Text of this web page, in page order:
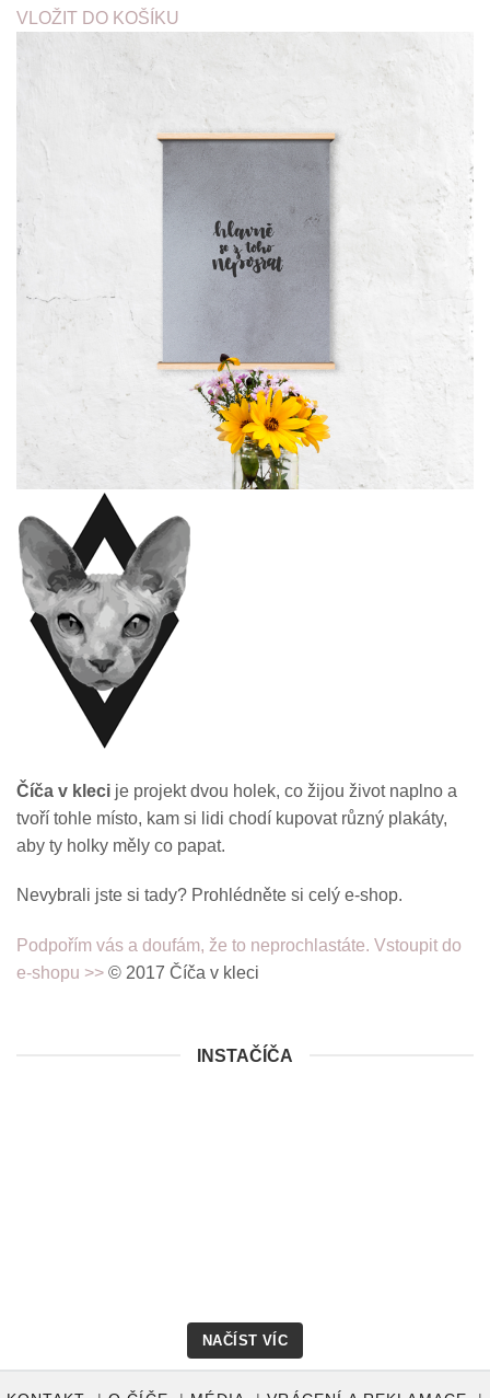
VLOŽIT DO KOŠÍKU
Číča v kleci je projekt dvou holek, co žijou život naplno a
tvoří tohle místo, kam si lidi chodí kupovat různý plakáty,
aby ty holky měly co papat.
Nevybrali jste si tady? Prohlédněte si celý e-shop.
Podpořím vás a doufám, že to neprochlastáte. Vstoupit do
e-shopu >> © 2017 Číča v kleci
INSTAČÍČA
NAČÍST VÍC